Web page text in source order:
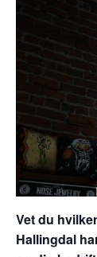
Vet du
Hallingdal